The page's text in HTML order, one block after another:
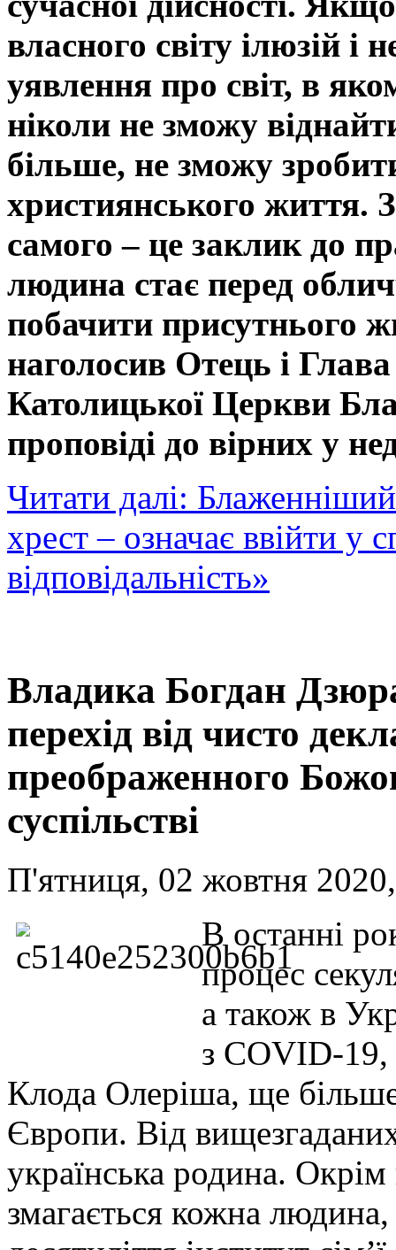
власного світу ілюзій і
уявлення про світ, в
ніколи не зможу
більше, не зможу
християнського життя.
самого – це заклик до
людина стає перед
побачити присутнього
наголосив Отець і
Католицької Церкви
проповіді до вірних у
Читати далі:
хрест – означає ввійти у
відповідальність»
Владика Богдан
перехід від чисто
преображенного
суспільстві
П'ятниця, 02 жовтня
В останні
процес
а також в
з COVID-19,
Клода Олеріша, ще
Європи. Від
українська родина.
змагається кожна